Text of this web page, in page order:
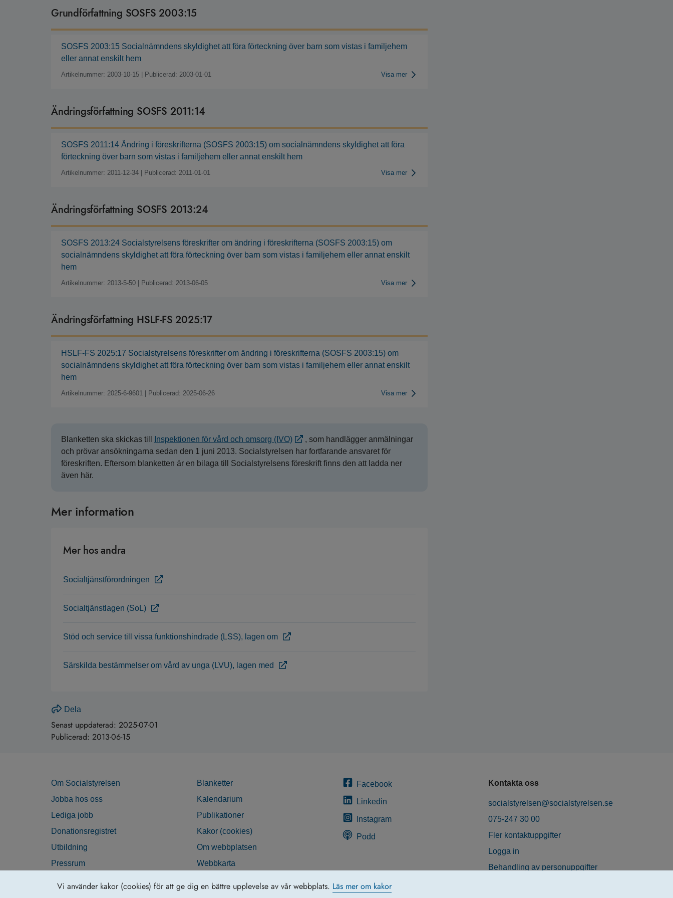
Vi använder kakor (cookies) för att ge dig en bättre upplevelse av vår webbplats. Läs mer om kakor
Grundförfattning SOSFS 2003:15
SOSFS 2003:15 Socialnämndens skyldighet att föra förteckning över barn som vistas i familjehem
eller annat enskilt hem
Artikelnummer: 2003-10-15 Publicerad: 2003-01-01 Visa mer
Ändringsförfattning SOSFS 2011:14
SOSFS 2011:14 Ändring i föreskrifterna (SOSFS 2003:15) om socialnämndens skyldighet att föra
förteckning över barn som vistas i familjehem eller annat enskilt hem
Artikelnummer: 2011-12-34 Publicerad: 2011-01-01 Visa mer
Ändringsförfattning SOSFS 2013:24
SOSFS 2013:24 Socialstyrelsens föreskrifter om ändring i föreskrifterna (SOSFS 2003:15) om
socialnämndens skyldighet att föra förteckning över barn som vistas i familjehem eller annat enskilt
hem
Artikelnummer: 2013-5-50 Publicerad: 2013-06-05 Visa mer
Ändringsförfattning HSLF-FS 2025:17
HSLF-FS 2025:17 Socialstyrelsens föreskrifter om ändring i föreskrifterna (SOSFS 2003:15) om
socialnämndens skyldighet att föra förteckning över barn som vistas i familjehem eller annat enskilt
hem
Artikelnummer: 2025-6-9601 Publicerad: 2025-06-26 Visa mer
Blanketten ska skickas till Inspektionen för vård och omsorg (IVO)
, som handlägger anmälningar
och prövar ansökningarna sedan den 1 juni 2013. Socialstyrelsen har fortfarande ansvaret för
föreskriften. Eftersom blanketten är en bilaga till Socialstyrelsens föreskrift finns den att ladda ner
även här.
Mer information
Mer hos andra
Socialtjänstförordningen
Socialtjänstlagen (SoL)
Stöd och service till vissa funktionshindrade (LSS), lagen om
Särskilda bestämmelser om vård av unga (LVU), lagen med
Dela
Senast uppdaterad: 2025-07-01
Publicerad: 2013-06-15
Om Socialstyrelsen
Jobba hos oss
Lediga jobb
Donationsregistret
Utbildning
Pressrum
Blanketter
Kalendarium
Publikationer
Kakor (cookies)
Om webbplatsen
Webbkarta
Facebook
Linkedin
Instagram
Podd
Kontakta oss
socialstyrelsen@socialstyrelsen.se
075-247 30 00
Fler kontaktuppgifter
Logga in
Behandling av personuppgifter